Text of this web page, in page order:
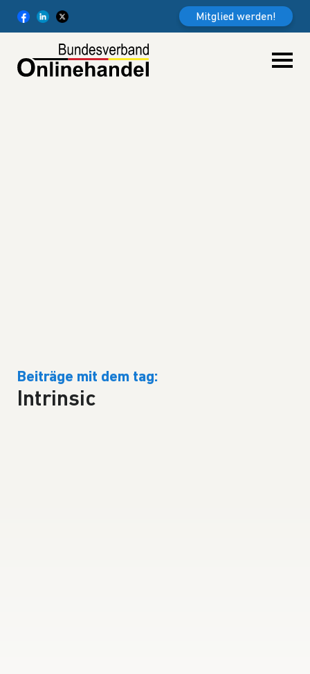
Mitglied werden!
Beiträge mit dem tag:
Intrinsic